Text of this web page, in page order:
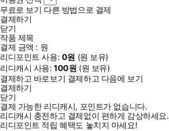
무료로 보기 다른 방법으로 결제
결제하기
닫기
작품 제목
결제 금액 : 원
리디포인트 사용: 0원 (원 보유)
리디캐시 사용:100원 (원 보유)
결제하고 바로보기 결제하고 다음에 보기
결제하기
닫기
결제 가능한 리디캐시, 포인트가 없습니다.
리디캐시 충전하고 결제없이 편하게 감상하세요.
리디포인트 적립 혜택도 놓치지 마세요!